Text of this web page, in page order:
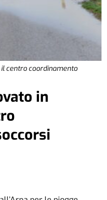
centro coordinamento
in